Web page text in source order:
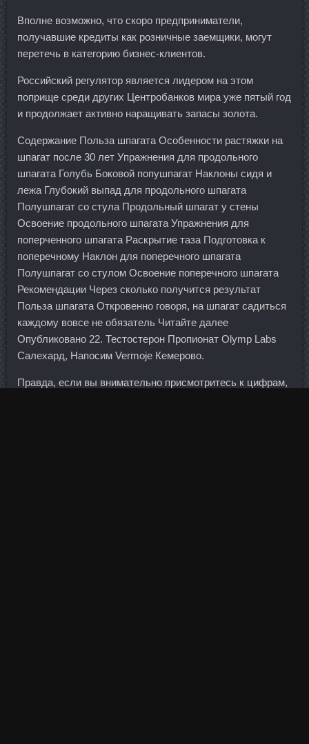
Вполне возможно, что скоро предприниматели,
получавшие кредиты как розничные заемщики, могут
перетечь в категорию бизнес-клиентов.
Российский регулятор является лидером на этом
поприще среди других Центробанков мира уже пятый год
и продолжает активно наращивать запасы золота.
Содержание Польза шпагата Особенности растяжки на
шпагат после 30 лет Упражнения для продольного
шпагата Голубь Боковой попушпагат Наклоны сидя и
лежа Глубокий выпад для продольного шпагата
Полушпагат со стула Продольный шпагат у стены
Освоение продольного шпагата Упражнения для
поперченного шпагата Раскрытие таза Подготовка к
поперечному Наклон для поперечного шпагата
Полушпагат со стулом Освоение поперечного шпагата
Рекомендации Через сколько получится результат
Польза шпагата Откровенно говоря, на шпагат садиться
каждому вовсе не обязатель Читайте далее
Опубликовано 22. Тестостерон Пропионат Olymp Labs
Салехард, Напосим Vermoje Кемерово.
Правда, если вы внимательно присмотритесь к цифрам,